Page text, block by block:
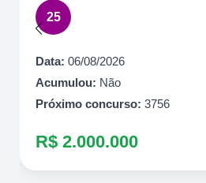
25
Data: 06/08/2026
Acumulou: Não
Próximo concurso: 3756
R$ 2.000.000